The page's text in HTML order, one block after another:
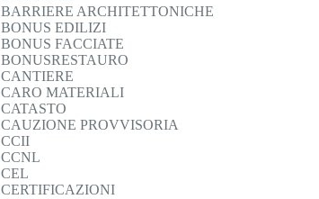
BARRIERE ARCHITETTONICHE
BONUS EDILIZI
BONUS FACCIATE
BONUSRESTAURO
CANTIERE
CARO MATERIALI
CATASTO
CAUZIONE PROVVISORIA
CCII
CCNL
CEL
CERTIFICAZIONI